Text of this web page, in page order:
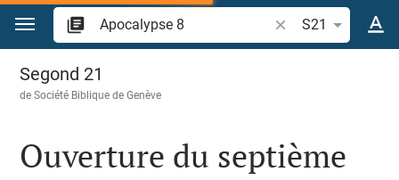
Aller vers contenu
Recherche d'un
S21
Apocalypse 8
Segond 21
deSociété Biblique de Genève
Ouverture du septième